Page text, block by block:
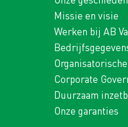
Missie en visie
Werken bij AB
Corporate
Duurzaam
Onze garanties